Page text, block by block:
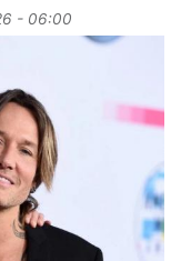
- 06:00